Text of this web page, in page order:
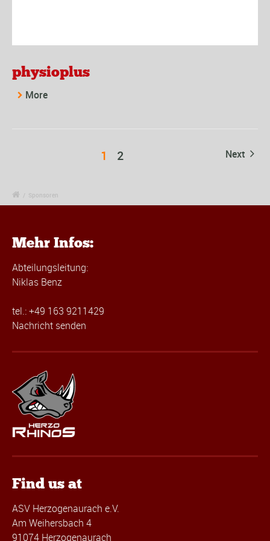
physioplus
More
1 2 Next
/ Sponsoren
Mehr Infos:
Abteilungsleitung:
Niklas Benz
tel.: +49 163 9211429
Nachricht senden
Find us at
ASV Herzogenaurach e.V.
Am Weihersbach 4
91074 Herzogenaurach